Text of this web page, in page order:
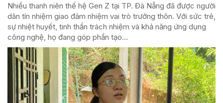
Nhiều thanh niên thế hệ Gen Z tại TP. Đà Nẵng đã được người
dân tín nhiệm giao đảm nhiệm vai trò trưởng thôn. Với sức trẻ,
sự nhiệt huyết, tinh thần trách nhiệm và khả năng ứng dụng
công nghệ, họ đang góp phần tạo...